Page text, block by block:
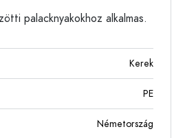
palacknyakokhoz alkalmas.
Kerek
PE
Németország